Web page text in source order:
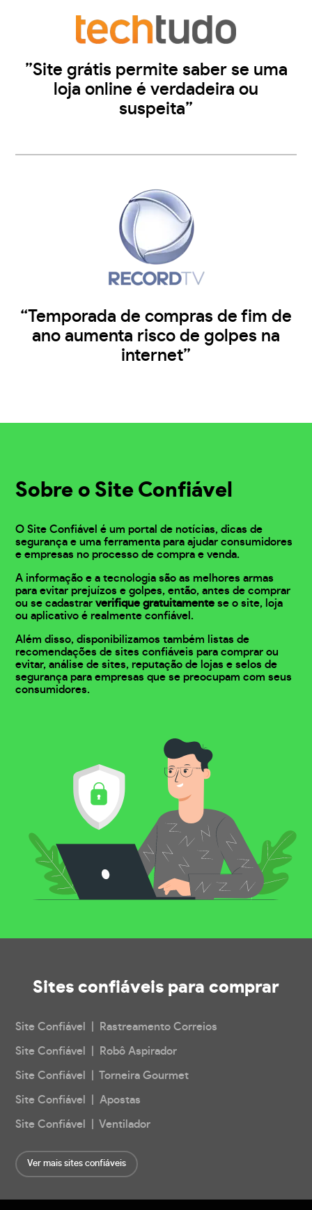
”Site grátis permite saber se uma
loja online é verdadeira ou
suspeita”
“Temporada de compras de fim de
ano aumenta risco de golpes na
internet”
Sobre o Site Confiável
O Site Confiável é um portal de notícias, dicas de
segurança e uma ferramenta para ajudar consumidores
e empresas no processo de compra e venda.
A informação e a tecnologia são as melhores armas
para evitar prejuízos e golpes, então, antes de comprar
ou se cadastrarverifique gratuitamente se o site, loja
ou aplicativo é realmente confiável.
Além disso, disponibilizamos também listas de
recomendações de sites confiáveis para comprar ou
evitar, análise de sites, reputação de lojas e selos de
segurança para empresas que se preocupam com seus
consumidores.
Sites confiáveis para comprar
Site Confiável | Rastreamento Correios
Site Confiável | Robô Aspirador
Site Confiável | Torneira Gourmet
Site Confiável | Apostas
Site Confiável | Ventilador
Ver mais sites confiáveis